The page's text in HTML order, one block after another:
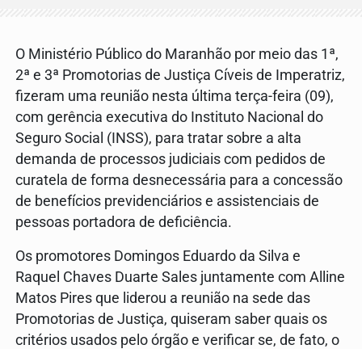
O Ministério Público do Maranhão por meio das 1ª,
2ª e 3ª Promotorias de Justiça Cíveis de Imperatriz,
fizeram uma reunião nesta última terça-feira (09),
com gerência executiva do Instituto Nacional do
Seguro Social (INSS), para tratar sobre a alta
demanda de processos judiciais com pedidos de
curatela de forma desnecessária para a concessão
de benefícios previdenciários e assistenciais de
pessoas portadora de deficiência.
Os promotores Domingos Eduardo da Silva e
Raquel Chaves Duarte Sales juntamente com Alline
Matos Pires que liderou a reunião na sede das
Promotorias de Justiça, quiseram saber quais os
critérios usados pelo órgão e verificar se, de fato, o